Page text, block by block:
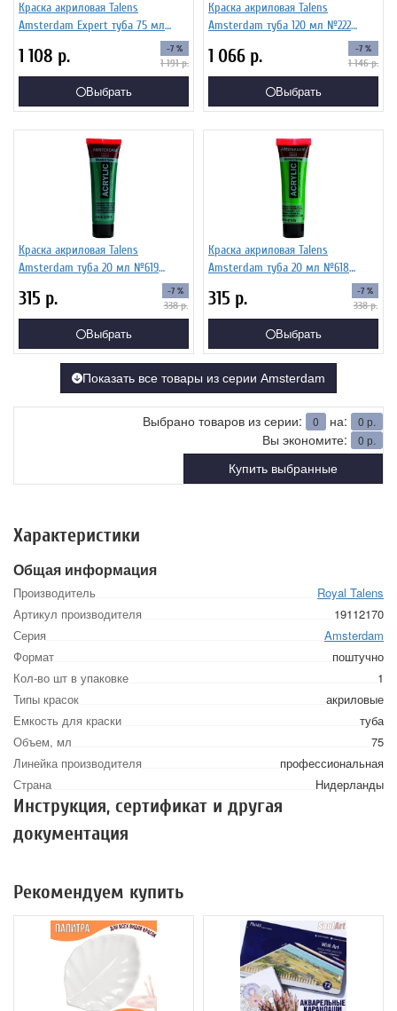
Краска акриловая Talens
Amsterdam Expert туба 75 мл
19114080
1 108 р. -7 %
1 191р.
Выбрать
Краска акриловая Talens
Amsterdam туба 120 мл №222
Желтый неаполитанский светлый,
17092222
1 066 р. -7 %
1 146р.
Выбрать
Краска акриловая Talens
Amsterdam туба 20 мл №619
устойчивый, 17046190
315 р. -7 %
338р.
Выбрать
Краска акриловая Talens
Amsterdam туба 20 мл №618
Зеленый светлый устойчивый,
17046180
315 р. -7 %
338р.
Выбрать
Показать все товары из серии Amsterdam
Выбрано товаров из серии: 0 на: 0 р.
Вы экономите: 0 р.
Купить выбранные
Характеристики
Общая информация
Производитель
Royal Talens
Артикул производителя
19112170
Серия
Amsterdam
Формат
поштучно
Кол-во шт в упаковке
1
Типы красок
акриловые
Емкость для краски
туба
Объем, мл
75
Линейка производителя
профессиональная
Страна
Нидерланды
Инструкция, сертификат и другая
документация
Рекомендуем купить